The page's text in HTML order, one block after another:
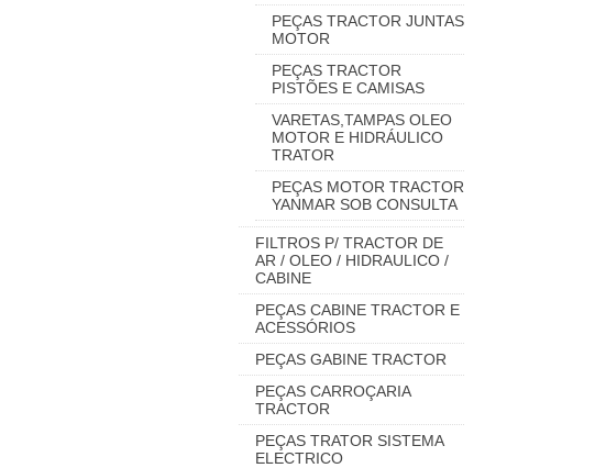
PEÇAS TRACTOR JUNTAS
MOTOR
PEÇAS TRACTOR
PISTÕES E CAMISAS
VARETAS,TAMPAS OLEO
MOTOR E HIDRÁULICO
TRATOR
PEÇAS MOTOR TRACTOR
YANMAR SOB CONSULTA
FILTROS P/ TRACTOR DE
AR / OLEO / HIDRAULICO /
CABINE
PEÇAS CABINE TRACTOR E
ACESSÓRIOS
PEÇAS GABINE TRACTOR
PEÇAS CARROÇARIA
TRACTOR
PEÇAS TRATOR SISTEMA
ELECTRICO